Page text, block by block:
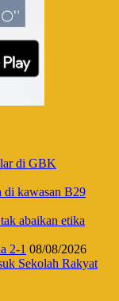
di GBK
kawasan B29
abaikan etika
2-1 08/08/2026
Sekolah Rakyat